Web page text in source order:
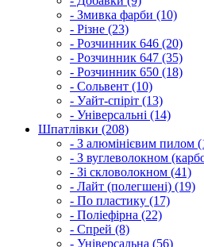
- Змивка фарби (10)
- Різне (23)
- Розчинник 646 (20)
- Розчинник 647 (35)
- Розчинник 650 (18)
- Сольвент (10)
- Уайт-спіріт (13)
- Універсальні (14)
Шпатлівки (208)
- З алюмінієвим пилом
- З вуглеволокном
- Зі скловолокном (41)
- Лайт (полегшені) (19)
- По пластику (17)
- Поліефірна (22)
- Спрей (8)
- Універсальна (56)